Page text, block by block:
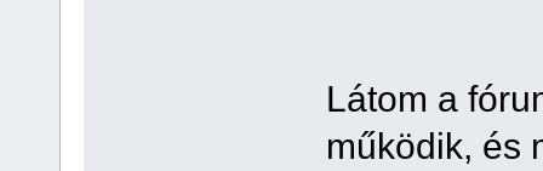
Látom a
működik, és